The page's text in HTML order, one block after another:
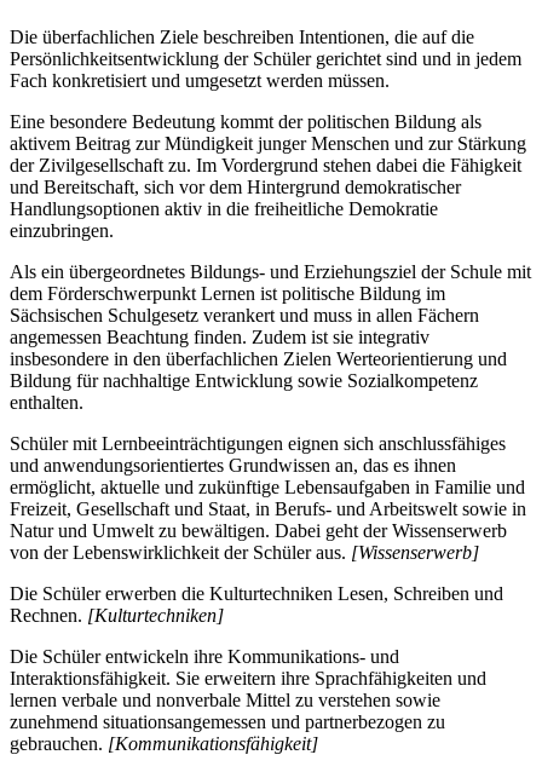
Die überfachlichen Ziele beschreiben Intentionen, die auf die
Persönlichkeitsentwicklung der Schüler gerichtet sind und in jedem
Fach konkretisiert und umgesetzt werden müssen.
Eine besondere Bedeutung kommt der politischen Bildung als
aktivem Beitrag zur Mündigkeit junger Menschen und zur Stärkung
der Zivilgesellschaft zu. Im Vordergrund stehen dabei die Fähigkeit
und Bereitschaft, sich vor dem Hintergrund demokratischer
Handlungsoptionen aktiv in die freiheitliche Demokratie
einzubringen.
Als ein übergeordnetes Bildungs- und Erziehungsziel der Schule mit
dem Förderschwerpunkt Lernen ist politische Bildung im
Sächsischen Schulgesetz verankert und muss in allen Fächern
angemessen Beachtung finden. Zudem ist sie integrativ
insbesondere in den überfachlichen Zielen Werteorientierung und
Bildung für nachhaltige Entwicklung sowie Sozialkompetenz
enthalten.
Schüler mit Lernbeeinträchtigungen eignen sich anschlussfähiges
und anwendungsorientiertes Grundwissen an, das es ihnen
ermöglicht, aktuelle und zukünftige Lebensaufgaben in Familie und
Freizeit, Gesellschaft und Staat, in Berufs- und Arbeitswelt sowie in
Natur und Umwelt zu bewältigen. Dabei geht der Wissenserwerb
von der Lebenswirklichkeit der Schüler aus. [Wissenserwerb]
Die Schüler erwerben die Kulturtechniken Lesen, Schreiben und
Rechnen. [Kulturtechniken]
Die Schüler entwickeln ihre Kommunikations- und
Interaktionsfähigkeit. Sie erweitern ihre Sprachfähigkeiten und
lernen verbale und nonverbale Mittel zu verstehen sowie
zunehmend situationsangemessen und partnerbezogen zu
gebrauchen. [Kommunikationsfähigkeit]